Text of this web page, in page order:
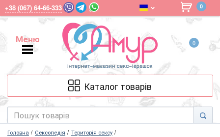
+38 (067) 64-66-333 0
Меню
Меню
0
Каталог товарів
Головна Сексопедія
Територія сексу